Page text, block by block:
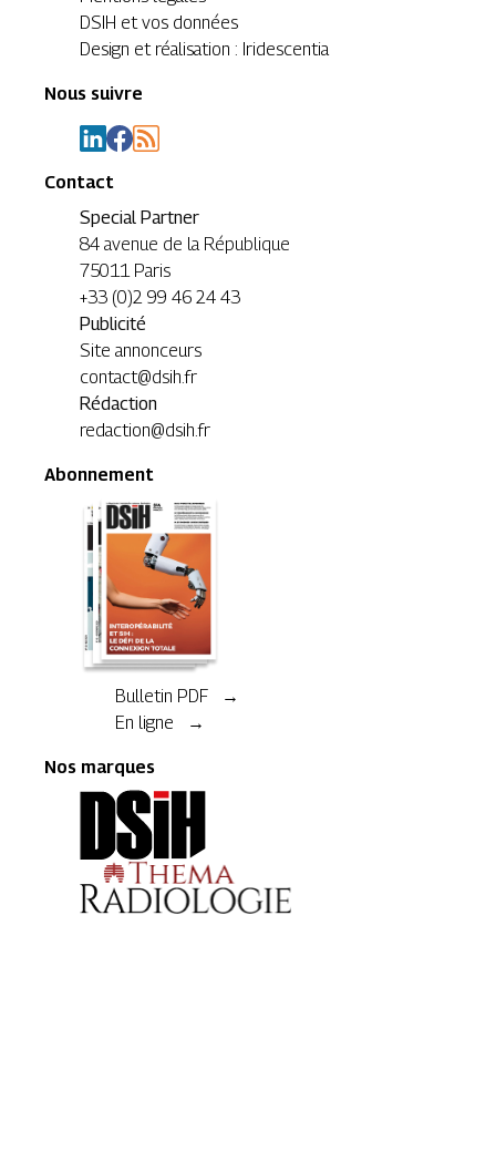
DSIH et vos données
Design et réalisation : Iridescentia
Nous suivre
Contact
Special Partner
84 avenue de la République
75011 Paris
+33 (0)2 99 46 24 43
Publicité
Site annonceurs
contact@dsih.fr
Rédaction
redaction@dsih.fr
Abonnement
Bulletin PDF →
En ligne →
Nos marques